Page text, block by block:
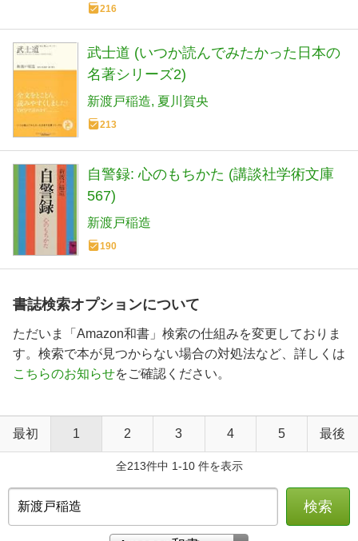
216
武士道 (いつか読んでみたかった日本の
名著シリーズ2)
新渡戸稲造 夏川賀央
213
自警録: 心のもちかた (講談社学術文庫
567)
新渡戸稲造
190
書誌検索オプションについて
ただいま「Amazon和書」検索の仕組みを変更しておりま
す。検索で本が見つからない場合の対処法など、詳しくは
こちらのお知らせをご確認ください。
最初 1 2 3 4 5 最後
全213件中 1-10 件を表示
検索